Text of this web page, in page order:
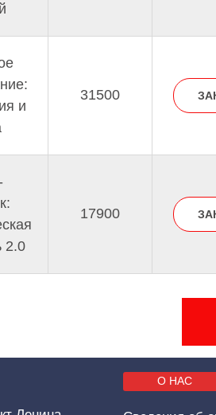
и
31500
2.0
17900
О НАС